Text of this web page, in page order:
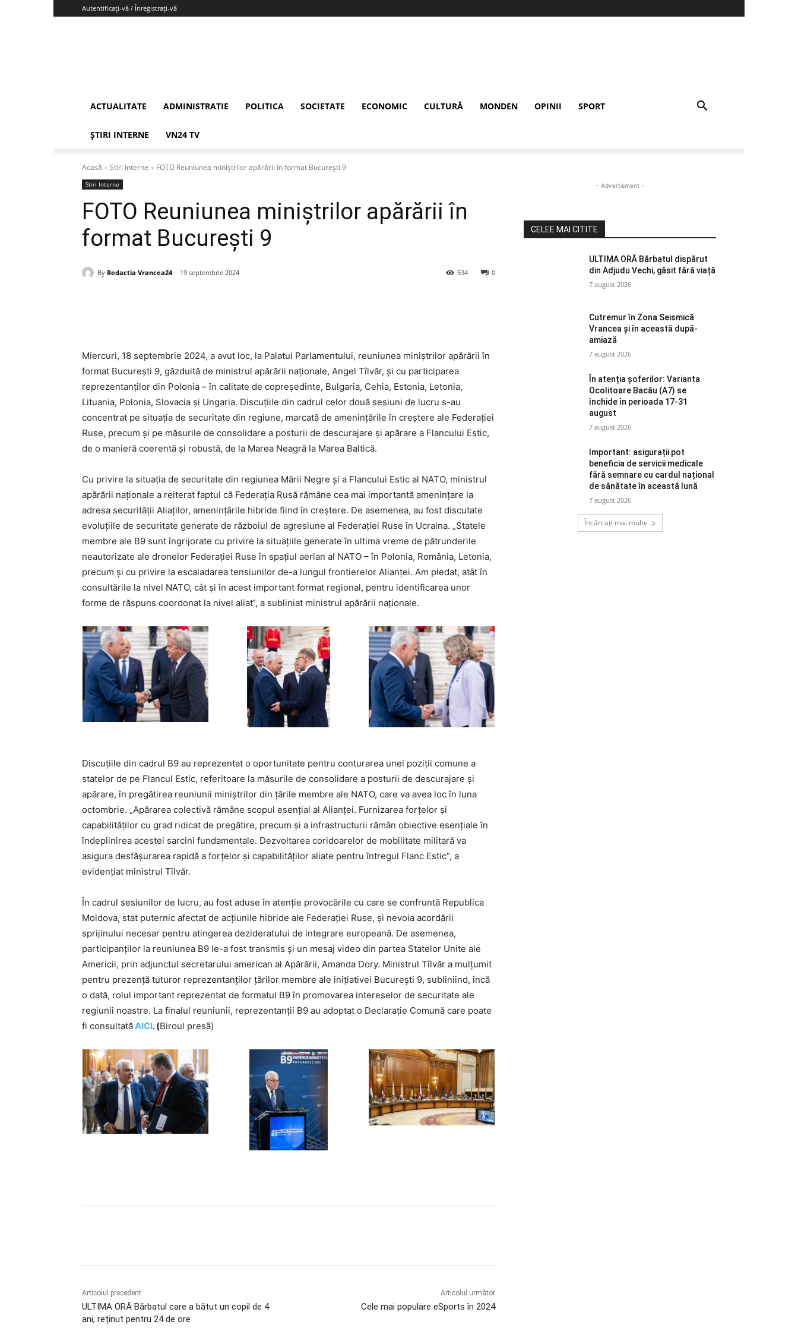
Autentificați-vă / Înregistrați-vă
ACTUALITATE ADMINISTRATIE POLITICA SOCIETATE ECONOMIC CULTURĂ MONDEN OPINII SPORT
ȘTIRI INTERNE VN24 TV
Acasă Stiri Interne FOTO Reuniunea miniștrilor apărării în format București 9
Stiri Interne
FOTO Reuniunea miniștrilor apărării în
format București 9
By Redactia Vrancea24 19 septembrie 2024 0
534
Miercuri, 18 septembrie 2024, a avut loc, la Palatul Parlamentului, reuniunea miniștrilor apărării în
format București 9, găzduită de ministrul apărării naționale, Angel Tîlvăr, și cu participarea
reprezentanților din Polonia – în calitate de copreședinte, Bulgaria, Cehia, Estonia, Letonia,
Lituania, Polonia, Slovacia și Ungaria. Discuțiile din cadrul celor două sesiuni de lucru s-au
concentrat pe situația de securitate din regiune, marcată de amenințările în creștere ale Federației
Ruse, precum și pe măsurile de consolidare a posturii de descurajare și apărare a Flancului Estic,
de o manieră coerentă și robustă, de la Marea Neagră la Marea Baltică.
Cu privire la situația de securitate din regiunea Mării Negre și a Flancului Estic al NATO, ministrul
apărării naționale a reiterat faptul că Federația Rusă rămâne cea mai importantă amenințare la
adresa securității Aliaților, amenințările hibride fiind în creștere. De asemenea, au fost discutate
evoluțiile de securitate generate de războiul de agresiune al Federației Ruse în Ucraina. „Statele
membre ale B9 sunt îngrijorate cu privire la situațiile generate în ultima vreme de pătrunderile
neautorizate ale dronelor Federației Ruse în spațiul aerian al NATO – în Polonia, România, Letonia,
precum și cu privire la escaladarea tensiunilor de-a lungul frontierelor Alianței. Am pledat, atât în
consultările la nivel NATO, cât și în acest important format regional, pentru identificarea unor
forme de răspuns coordonat la nivel aliat“, a subliniat ministrul apărării naționale.
Discuțiile din cadrul B9 au reprezentat o oportunitate pentru conturarea unei poziții comune a
statelor de pe Flancul Estic, referitoare la măsurile de consolidare a posturii de descurajare și
apărare, în pregătirea reuniunii miniștrilor din țările membre ale NATO, care va avea loc în luna
octombrie. „Apărarea colectivă rămâne scopul esențial al Alianței. Furnizarea forțelor și
capabilităților cu grad ridicat de pregătire, precum și a infrastructurii rămân obiective esențiale în
îndeplinirea acestei sarcini fundamentale. Dezvoltarea coridoarelor de mobilitate militară va
asigura desfășurarea rapidă a forțelor și capabilităților aliate pentru întregul Flanc Estic“, a
evidențiat ministrul Tîlvăr.
În cadrul sesiunilor de lucru, au fost aduse în atenție provocările cu care se confruntă Republica
Moldova, stat puternic afectat de acțiunile hibride ale Federației Ruse, și nevoia acordării
sprijinului necesar pentru atingerea dezideratului de integrare europeană. De asemenea,
participanților la reuniunea B9 le-a fost transmis și un mesaj video din partea Statelor Unite ale
Americii, prin adjunctul secretarului american al Apărării, Amanda Dory. Ministrul Tîlvăr a mulțumit
pentru prezență tuturor reprezentanților țărilor membre ale inițiativei București 9, subliniind, încă
o dată, rolul important reprezentat de formatul B9 în promovarea intereselor de securitate ale
regiunii noastre. La finalul reuniunii, reprezentanții B9 au adoptat o Declarație Comună care poate
fi consultatăAICI. (Biroul presã)
Articolul precedent
ULTIMA ORĂ Bărbatul care a bătut un copil de 4
ani, reținut pentru 24 de ore
Articolul următor
Cele mai populare eSports în 2024
- Advertisment -
CELEE MAI CITITE
ULTIMA ORĂ Bărbatul dispărut
din Adjudu Vechi, găsit fără viață
7 august 2026
Cutremur în Zona Seismică
Vrancea și în această după-
amiază
7 august 2026
În atenția șoferilor: Varianta
Ocolitoare Bacău (A7) se
închide în perioada 17-31
august
7 august 2026
Important: asigurații pot
beneficia de servicii medicale
fără semnare cu cardul național
de sănătate în această lună
7 august 2026
Încărcați mai multe